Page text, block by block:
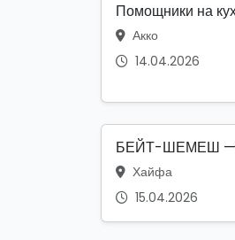
Помощники на
Акко
14.04.2026
БЕЙТ-ШЕМЕШ —
Хайфа
15.04.2026